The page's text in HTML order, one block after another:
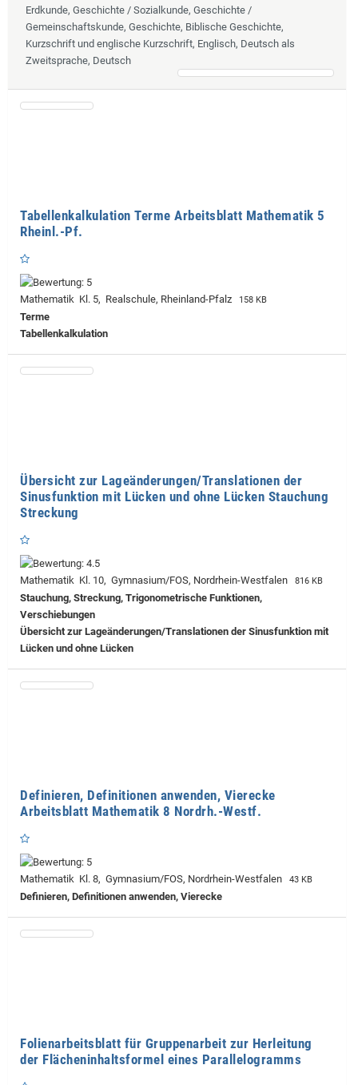
Erdkunde, Geschichte / Sozialkunde, Geschichte /
Gemeinschaftskunde, Geschichte, Biblische Geschichte,
Kurzschrift und englische Kurzschrift, Englisch, Deutsch als
Zweitsprache, Deutsch
Tabellenkalkulation Terme Arbeitsblatt Mathematik 5
Rheinl.-Pf.
Mathematik Kl. 5, Realschule, Rheinland-Pfalz 158 KB
Terme
Tabellenkalkulation
Übersicht zur Lageänderungen/Translationen der
Sinusfunktion mit Lücken und ohne Lücken Stauchung
Streckung
Mathematik Kl. 10, Gymnasium/FOS, Nordrhein-Westfalen 816 KB
Stauchung, Streckung, Trigonometrische Funktionen,
Verschiebungen
Übersicht zur Lageänderungen/Translationen der Sinusfunktion mit
Lücken und ohne Lücken
Definieren, Definitionen anwenden, Vierecke
Arbeitsblatt Mathematik 8 Nordrh.-Westf.
Mathematik Kl. 8, Gymnasium/FOS, Nordrhein-Westfalen 43 KB
Definieren, Definitionen anwenden, Vierecke
Folienarbeitsblatt für Gruppenarbeit zur Herleitung
der Flächeninhaltsformel eines Parallelogramms